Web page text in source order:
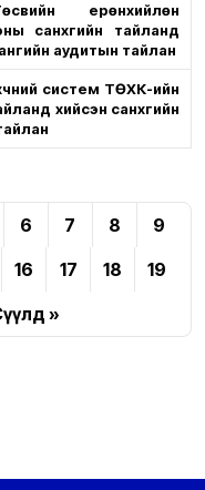
ерөнхийлөн
санхүүгийн тайланд
аудитын тайлан
систем ТӨХК-ийн
хийсэн санхүүгийн
6 7 8
9
16 17 18
19
»